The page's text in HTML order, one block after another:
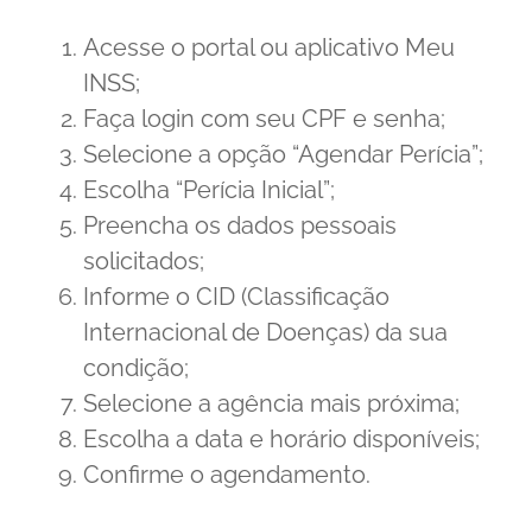
Acesse o portal ou aplicativo Meu
INSS;
Faça login com seu CPF e senha;
Selecione a opção “Agendar Perícia”;
Escolha “Perícia Inicial”;
Preencha os dados pessoais
solicitados;
Informe o CID (Classificação
Internacional de Doenças) da sua
condição;
Selecione a agência mais próxima;
Escolha a data e horário disponíveis;
Confirme o agendamento.